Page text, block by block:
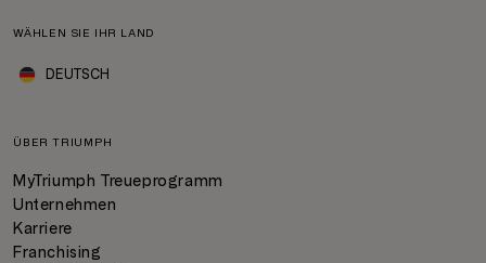
WÄHLEN SIE IHR LAND
DEUTSCH
ÜBER TRIUMPH
MyTriumph Treueprogramm
Unternehmen
Karriere
Franchising